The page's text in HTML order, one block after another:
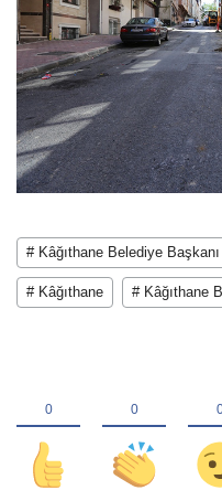
# Kâğıthane Belediye Başkanı
# Kâğıthane # Kâğıthane